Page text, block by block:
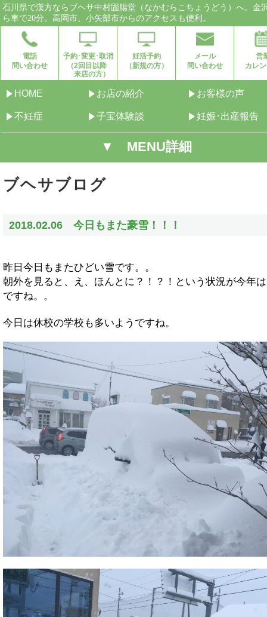
石川県で漢方ならブヘサ中村固腸堂（なかむらこちょうどう）へ。金
ら車で20分。高岡市、小矢部市からのアクセスも便利。
電話
問い合わせ
予約･変更･取消
（2回目以降
来店の方）
妊活予約
（新規の方）
メール
問い合わせ
営
カレ
HOME お店の紹介 お客様の声
不妊症 子宝体験談 妊娠･出産報告
▼ MENU詳細
ブヘサブログ
2018.02.06 今日もまた豪雪！！！
昨日今日もまたひどい雪です。。
朝外を見ると、え、ほんとに？！？！という状況が今年
ですね。。
今日は休校の学校も多いようですね。